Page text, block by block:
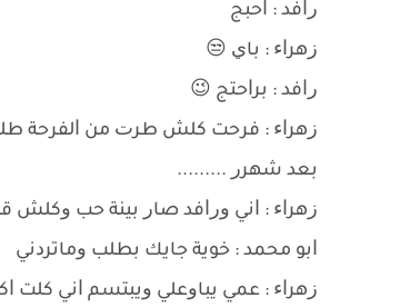
ﺭﺍﻓﺪ : ﺍﺣﺒﺞ
ﺯﻫﺮﺍﺀ : ﺑﺎﻱ 😒
ﺭﺍﻓﺪ : ﺑﺮﺍﺣﺘﺞ 😉
ﺯﻫﺮﺍﺀ : ﻓﺮﺣﺖ ﻛﻠﺶ ﻃﺮﺕ ﻣﻦ ﺍﻟﻔﺮﺣﺔ
ﺑﻌﺪ ﺷﻬﺮﺭ .........
ﺯﻫﺮﺍﺀ : ﺍﻧﻲ ﻭﺭﺍﻓﺪ ﺻﺎﺭ ﺑﻴﻨﺔ ﺣﺐ ﻭﻛﻠﺶ
ﺍﺑﻮ ﻣﺤﻤﺪ : ﺧﻮﻳﺔ ﺟﺎﻳﻚ ﺑﻄﻠﺐ ﻭﻣﺎﺗﺮﺩﻧﻲ
ﺯﻫﺮﺍﺀ : ﻋﻤﻲ ﻳﺒﺎﻭﻋﻠﻲ ﻭﻳﺒﺘﺴﻢ ﺍﻧﻲ